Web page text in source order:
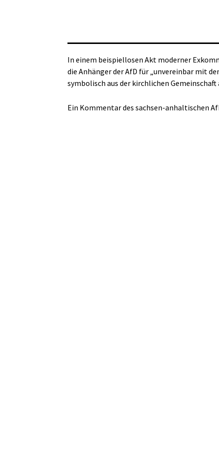
In einem beispiellosen Akt moderner
die Anhänger der AfD für „unvereinbar mit
symbolisch aus der kirchlichen Gemeinschaft
Ein Kommentar des sachsen-anhaltischen